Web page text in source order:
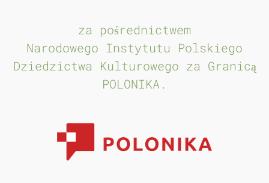
za pośrednictwem
Narodowego Instytutu Polskiego
Dziedzictwa Kulturowego za Granicą
POLONIKA.